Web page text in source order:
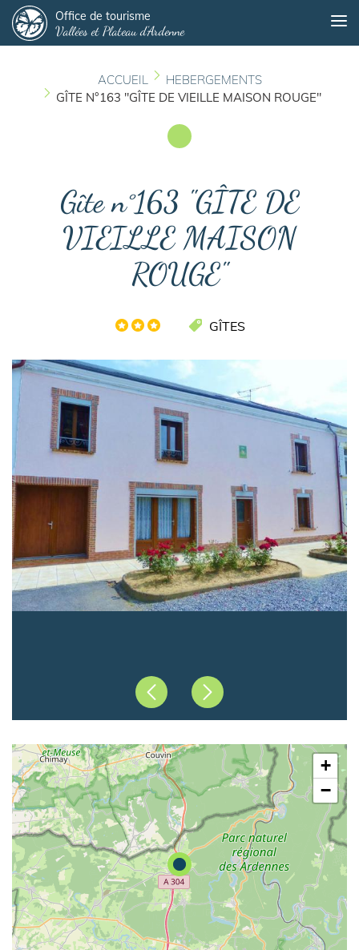
au
contenu
Office de tourisme
Vallées et Plateau d'Ardenne
ACCUEIL
HEBERGEMENTS
GÎTE N°163 "GÎTE DE VIEILLE MAISON ROUGE"
Gîte n°163 "GÎTE DE
VIEILLE MAISON
ROUGE"
GÎTES
PrécédentSuivant
+
−
Panneau de gestion des cookies